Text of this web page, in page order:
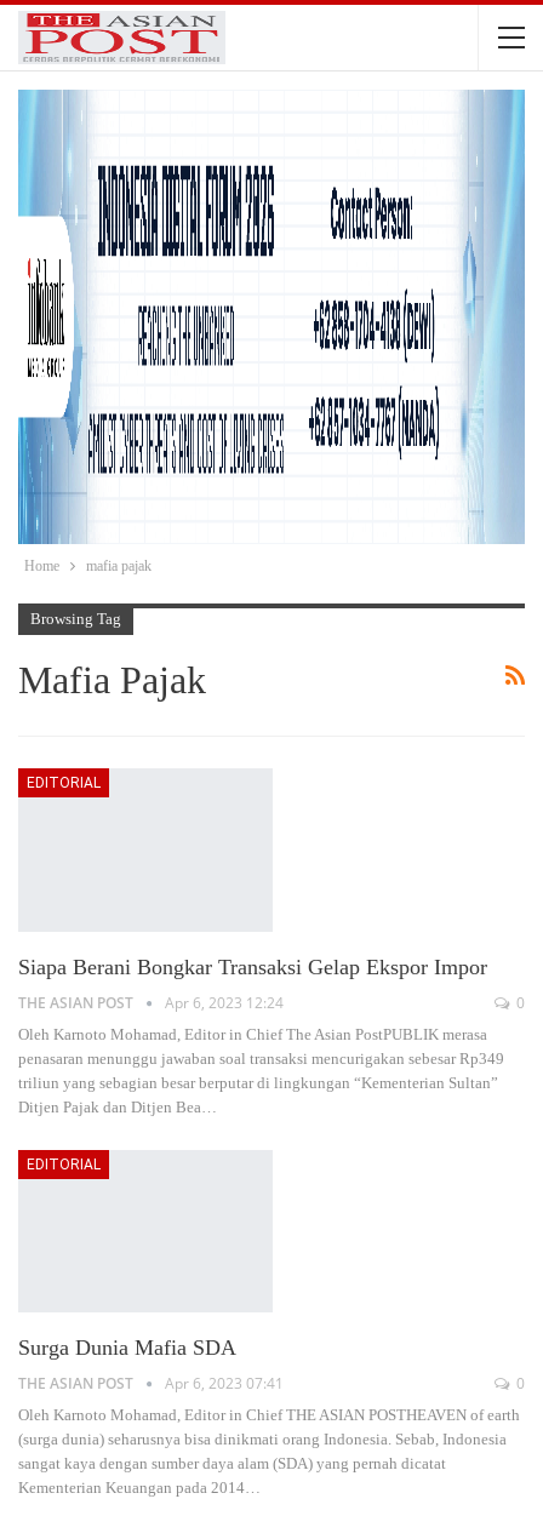
Home mafia pajak
Browsing Tag
Mafia Pajak
EDITORIAL
Siapa Berani Bongkar Transaksi Gelap Ekspor Impor
THE ASIAN POST Apr 6, 2023 12:24 0
Oleh Karnoto Mohamad, Editor in Chief The Asian PostPUBLIK merasa
penasaran menunggu jawaban soal transaksi mencurigakan sebesar Rp349
triliun yang sebagian besar berputar di lingkungan “Kementerian Sultan”
Ditjen Pajak dan Ditjen Bea
EDITORIAL
Surga Dunia Mafia SDA
THE ASIAN POST Apr 6, 2023 07:41 0
Oleh Karnoto Mohamad, Editor in Chief THE ASIAN POSTHEAVEN of earth
(surga dunia) seharusnya bisa dinikmati orang Indonesia. Sebab, Indonesia
sangat kaya dengan sumber daya alam (SDA) yang pernah dicatat
Kementerian Keuangan pada 2014…